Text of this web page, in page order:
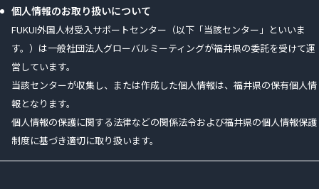
個人情報のお取り扱いについて
FUKUI外国人材受入サポートセンター（以下「当該センター」といいま
す。）は一般社団法人グローバルミーティングが福井県の委託を受けて運
営しています。
当該センターが収集し、または作成した個人情報は、福井県の保有個人情
報となります。
個人情報の保護に関する法律などの関係法令および福井県の個人情報保護
制度に基づき適切に取り扱います。